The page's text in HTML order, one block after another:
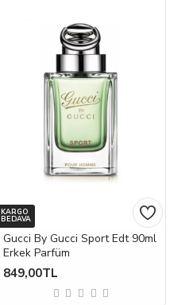
KARGO
BEDAVA
Gucci By Gucci Sport Edt 90ml
Erkek Parfüm
849,00TL